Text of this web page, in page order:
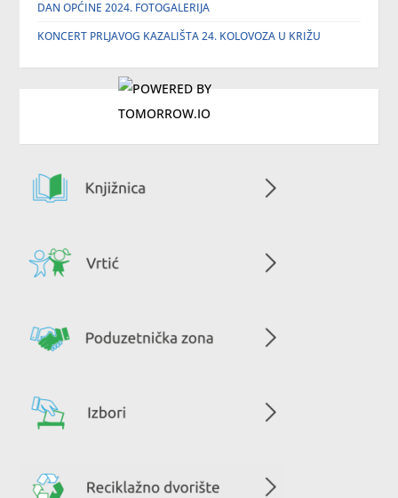
DAN OPĆINE 2024. FOTOGALERIJA
KONCERT PRLJAVOG KAZALIŠTA 24. KOLOVOZA U KRIŽU